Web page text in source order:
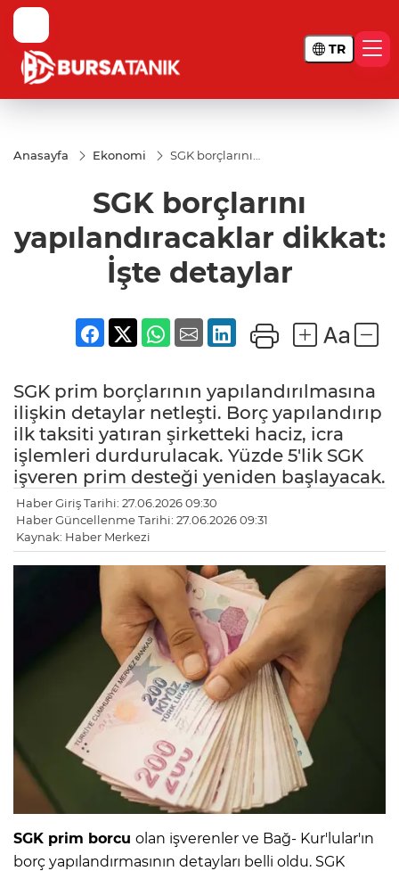
TR
Anasayfa Ekonomi
SGK borçlarını
detaylar
SGK borçlarını
yapılandıracaklar dikkat:
İşte detaylar
SGK prim borçlarının yapılandırılmasına
ilişkin detaylar netleşti. Borç yapılandırıp
ilk taksiti yatıran şirketteki haciz, icra
işlemleri durdurulacak. Yüzde 5'lik SGK
işveren prim desteği yeniden başlayacak.
Haber Giriş Tarihi: 27.06.2026 09:30
Haber Güncellenme Tarihi: 27.06.2026 09:31
Kaynak: Haber Merkezi
SGK prim borcu olan işverenler ve Bağ- Kur'lular'ın
borç yapılandırmasının detayları belli oldu. SGK